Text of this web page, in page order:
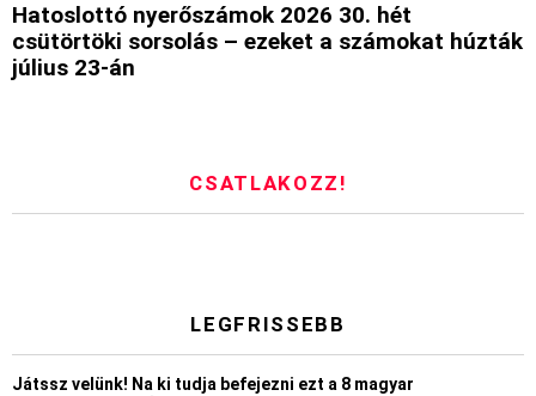
Hatoslottó nyerőszámok 2026 30. hét
csütörtöki sorsolás – ezeket a számokat húzták
július 23-án
CSATLAKOZZ!
LEGFRISSEBB
Játssz velünk! Na ki tudja befejezni ezt a 8 magyar